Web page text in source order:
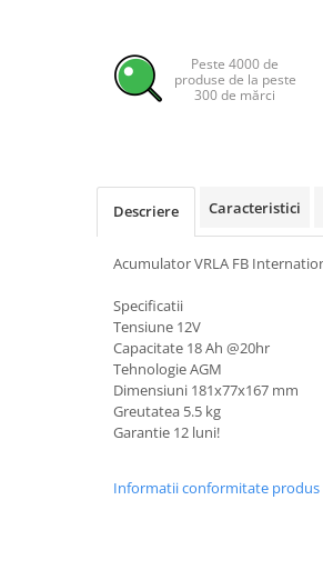
Pachete complete stocare energie
Sisteme fotovoltaice de putere
mica (rulota/caravan/case de
Sisteme fotovoltaice profesionale
Pachete sisteme fotovoltaice
Statii de incarcare vehicule
Statii de incarcare
Peste 4000 de
produse de la peste
300 de mărci
Descriere Caracteristici
Acumulator VRLA FB
Specificatii
Tensiune 12V
Capacitate 18 Ah @20hr
Tehnologie AGM
Dimensiuni 181x77x167 mm
Greutatea 5.5 kg
Garantie 12 luni!
Informatii conformitate produs